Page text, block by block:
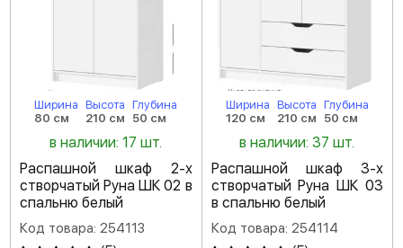
Ширина
80 см
Высота
210 см
Глубина
50 см
в наличии: 17 шт.
Распашной шкаф 2-х
створчатый Руна ШК 02 в
спальню белый
Код товара: 254113
Ширина
120 см
Высота
210 см
Глубина
50 см
в наличии: 37 шт.
Распашной шкаф 3-х
створчатый Руна ШК 03
в спальню белый
Код товара: 254114